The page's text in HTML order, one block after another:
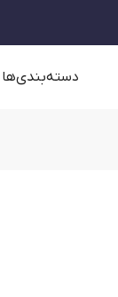
دسته‌بندی‌ها